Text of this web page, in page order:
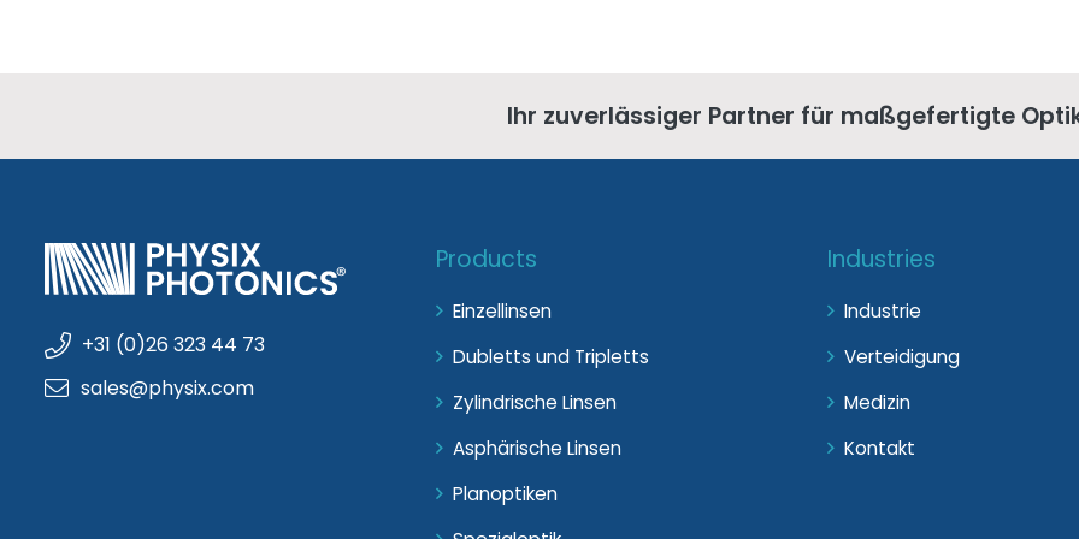
Ihr zuverlässiger Partner für maßgefertigte
+31 (0)26 323 44 73
sales@physix.com
Products
Einzellinsen
Dubletts und Tripletts
Zylindrische Linsen
Asphärische Linsen
Planoptiken
Industries
Industrie
Verteidigung
Medizin
Kontakt